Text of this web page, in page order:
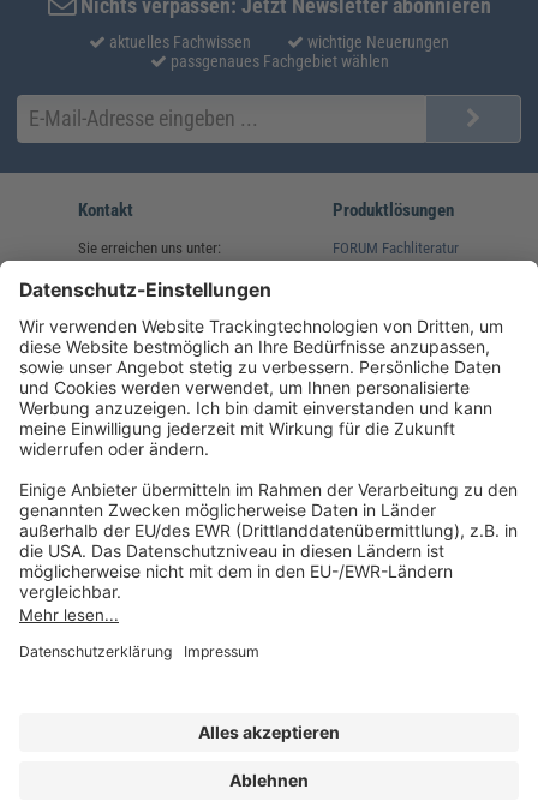
Nichts verpassen: Jetzt Newsletter abonnieren
aktuelles Fachwissen
wichtige Neuerungen
passgenaues Fachgebiet wählen
Kontakt
Sie erreichen uns unter:
(08233) 38 11 23
service@forum-verlag.com
Mo-Do 07:30 - 17:00 Uhr
Fr 07:30 - 15:00 Uhr
Produktlösungen
FORUM Fachliteratur
Folgen Sie uns
Impressum
Datenschutz
AGB und Lizenzbedingungen
Erklärung zur Barrierefreiheit